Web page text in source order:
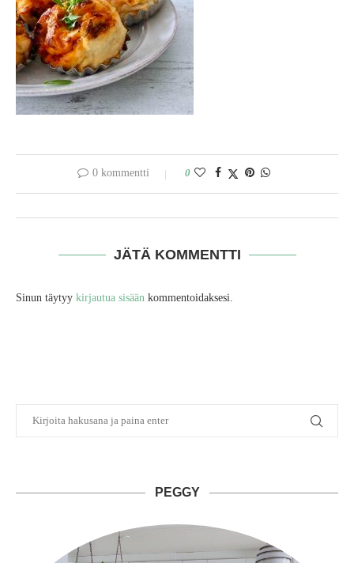
0 kommentti 0
JÄTÄ KOMMENTTI
Sinun täytyy kirjautua sisään kommentoidaksesi.
PEGGY